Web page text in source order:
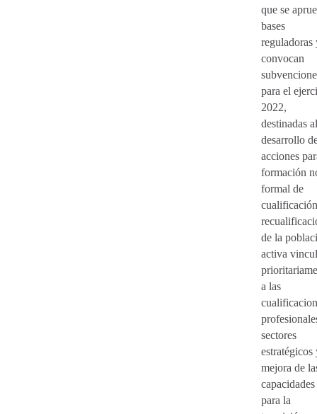
que se
bases
reguladoras
convocan
para el
2022,
destinadas al
desarrollo
acciones
formación
formal de
de la
activa
a las
sectores
estratégicos
mejora de
capacidades
para la